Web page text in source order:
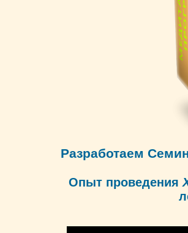
Разработаем
Опыт проведения